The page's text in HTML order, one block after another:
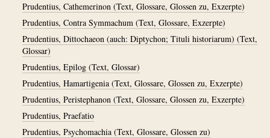
Prudentius, Cathemerinon (Text, Glossare, Glossen zu, Exzerpte)
Prudentius, Contra Symmachum (Text, Glossare, Exzerpte)
Prudentius, Dittochaeon (auch: Diptychon; Tituli historiarum) (Text,
Glossar)
Prudentius, Epilog (Text, Glossar)
Prudentius, Hamartigenia (Text, Glossare, Glossen zu, Exzerpte)
Prudentius, Peristephanon (Text, Glossare, Glossen zu, Exzerpte)
Prudentius, Praefatio
Prudentius, Psychomachia (Text, Glossare, Glossen zu)